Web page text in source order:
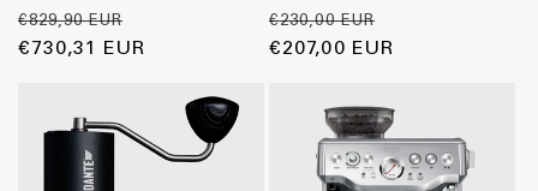
Precio
habitual
€829,90 EUR
de
€730,31 EUR
Precio
habitual
€230,00 EUR
de
€207,00 EUR